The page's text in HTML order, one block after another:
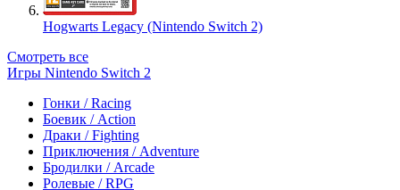
Hogwarts Legacy (Nintendo Switch 2)
Смотреть все
Игры Nintendo Switch 2
Гонки / Racing
Боевик / Action
Драки / Fighting
Приключения / Adventure
Бродилки / Arcade
Ролевые / RPG